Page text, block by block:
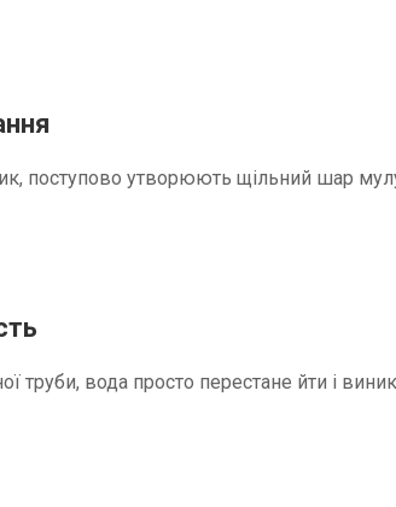
поступово утворюють щільний шар
вода просто перестане йти і